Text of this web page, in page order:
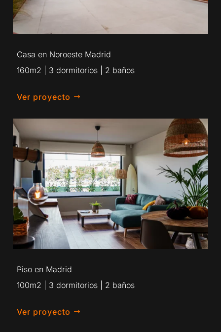
Casa en Noroeste Madrid
160m2 | 3 dormitorios | 2 baños
Ver proyecto
Piso en Madrid
100m2 | 3 dormitorios | 2 baños
Ver proyecto